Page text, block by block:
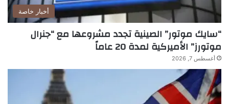
أخبار خاصة
“سايك موتور” الصينية تجدد مشروعها مع “جنرال
موتورز” الأميركية لمدة 20 عاماً
أغسطس 7, 2026